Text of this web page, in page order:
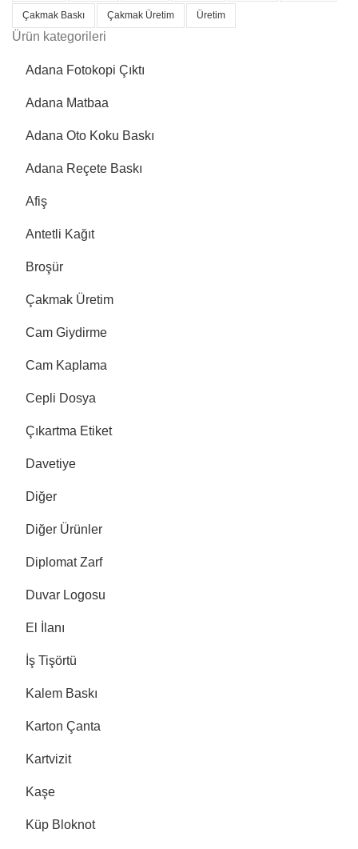
Çakmak Baskı Çakmak Üretim Üretim
Ürün kategorileri
Adana Fotokopi Çıktı
Adana Matbaa
Adana Oto Koku Baskı
Adana Reçete Baskı
Afiş
Antetli Kağıt
Broşür
Çakmak Üretim
Cam Giydirme
Cam Kaplama
Cepli Dosya
Çıkartma Etiket
Davetiye
Diğer
Diğer Ürünler
Diplomat Zarf
Duvar Logosu
El İlanı
İş Tişörtü
Kalem Baskı
Karton Çanta
Kartvizit
Kaşe
Küp Bloknot